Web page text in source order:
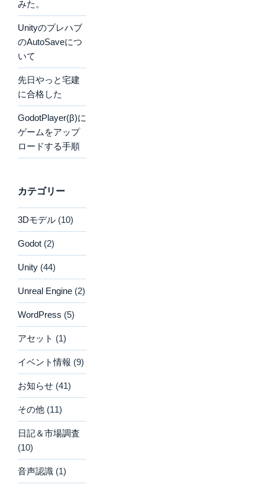
みた。
Unityのプレハブ
のAutoSaveにつ
いて
先日やっと宅建
に合格した
GodotPlayer(β)に
ゲームをアップ
ロードする手順
カテゴリー
3Dモデル (10)
Godot (2)
Unity (44)
Unreal Engine (2)
WordPress (5)
アセット (1)
イベント情報 (9)
お知らせ (41)
その他 (11)
日記＆市場調査
(10)
音声認識 (1)